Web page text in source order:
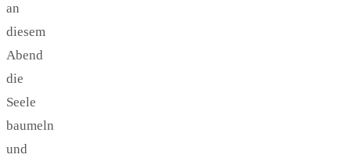
an
diesem
Abend
die
Seele
baumeln
und